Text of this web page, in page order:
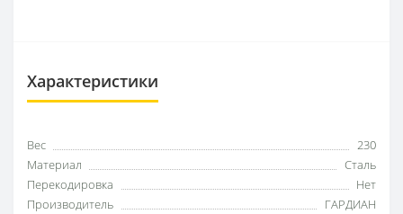
Характеристики
Вес
230
Материал
Сталь
Перекодировка
Нет
Производитель
ГАРДИАН